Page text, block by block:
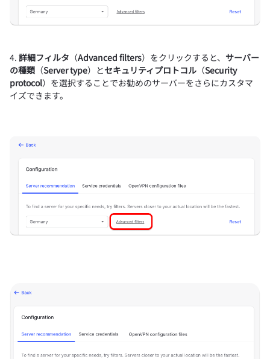
4. 詳細フィルタ （Advanced filters）をクリックすると、 サーバー
の種類 （Server type）とセキュリティプロトコル （Security
protocol）を選択することでお勧めのサーバーをさらにカスタマ
イズできます。